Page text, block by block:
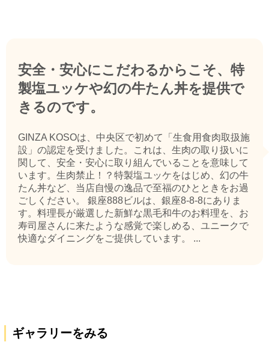
安全・安心にこだわるからこそ、特
製塩ユッケや幻の牛たん丼を提供で
きるのです。
GINZA KOSOは、中央区で初めて「生食用食肉取扱施
設」の認定を受けました。これは、生肉の取り扱いに
関して、安全・安心に取り組んでいることを意味して
います。生肉禁止！？特製塩ユッケをはじめ、幻の牛
たん丼など、当店自慢の逸品で至福のひとときをお過
ごしください。 銀座888ビルは、銀座8-8-8にありま
す。料理長が厳選した新鮮な黒毛和牛のお料理を、お
寿司屋さんに来たような感覚で楽しめる、ユニークで
快適なダイニングをご提供しています。 ...
ギャラリーをみる